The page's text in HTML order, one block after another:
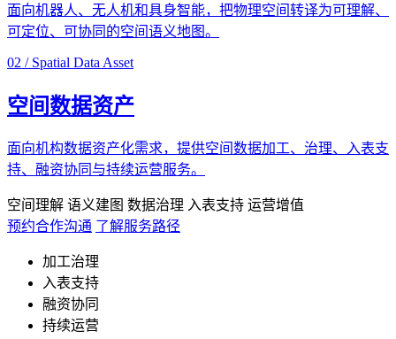
面向机器人、无人机和具身智能，把物理空间转译为可理解、
可定位、可协同的空间语义地图。
02 / Spatial Data Asset
空间数据资产
面向机构数据资产化需求，提供空间数据加工、治理、入表支
持、融资协同与持续运营服务。
空间理解 语义建图 数据治理 入表支持 运营增值
预约合作沟通 了解服务路径
加工治理
入表支持
融资协同
持续运营